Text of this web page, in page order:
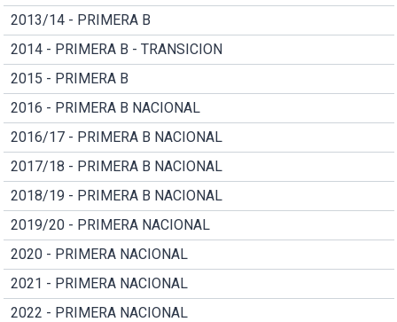
2013/14 - PRIMERA B
2014 - PRIMERA B - TRANSICION
2015 - PRIMERA B
2016 - PRIMERA B NACIONAL
2016/17 - PRIMERA B NACIONAL
2017/18 - PRIMERA B NACIONAL
2018/19 - PRIMERA B NACIONAL
2019/20 - PRIMERA NACIONAL
2020 - PRIMERA NACIONAL
2021 - PRIMERA NACIONAL
2022 - PRIMERA NACIONAL